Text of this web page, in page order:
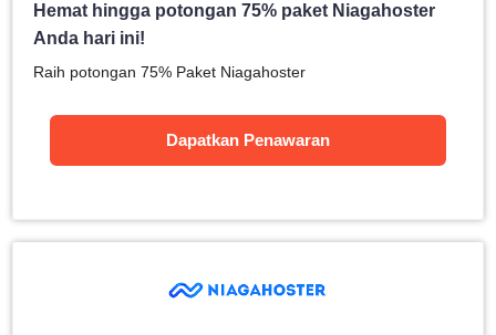
Hemat hingga potongan 75% paket Niagahoster
Anda hari ini!
Raih potongan 75% Paket Niagahoster
Dapatkan Penawaran